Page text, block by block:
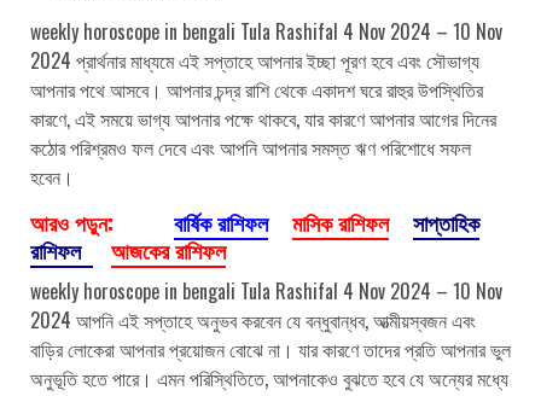
weekly horoscope in bengali Tula Rashifal 4 Nov 2024 – 10 Nov
2024 প্রার্থনার মাধ্যমে এই সপ্তাহে আপনার ইচ্ছা পূরণ হবে এবং সৌভাগ্য
আপনার পথে আসবে। আপনার চন্দ্র রাশি থেকে একাদশ ঘরে রাহুর উপস্থিতির
কারণে, এই সময়ে ভাগ্য আপনার পক্ষে থাকবে, যার কারণে আপনার আগের দিনের
কঠোর পরিশ্রমও ফল দেবে এবং আপনি আপনার সমস্ত ঋণ পরিশোধে সফল
হবেন।
আরও পড়ুন: বার্ষিক রাশিফল মাসিক রাশিফল
সাপ্তাহিক
রাশিফল
আজকের রাশিফল
weekly horoscope in bengali Tula Rashifal 4 Nov 2024 – 10 Nov
2024 আপনি এই সপ্তাহে অনুভব করবেন যে বন্ধুবান্ধব, আত্মীয়স্বজন এবং
বাড়ির লোকেরা আপনার প্রয়োজন বোঝে না। যার কারণে তাদের প্রতি আপনার ভুল
অনুভূতি হতে পারে। এমন পরিস্থিতিতে, আপনাকেও বুঝতে হবে যে অন্যের মধ্যে